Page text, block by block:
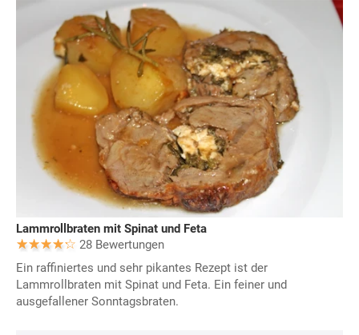
Lammrollbraten mit Spinat und Feta
28 Bewertungen
Ein raffiniertes und sehr pikantes Rezept ist der
Lammrollbraten mit Spinat und Feta. Ein feiner und
ausgefallener Sonntagsbraten.